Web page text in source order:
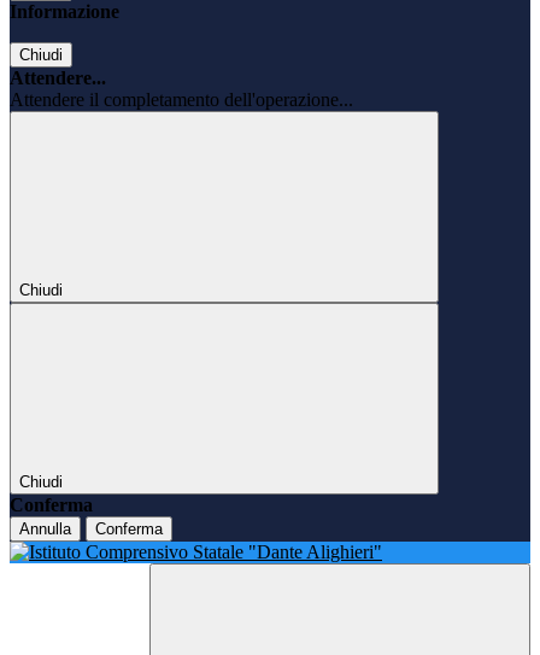
Informazione
Chiudi
Attendere...
Attendere il completamento dell'operazione...
Chiudi
Chiudi
Conferma
Annulla Conferma